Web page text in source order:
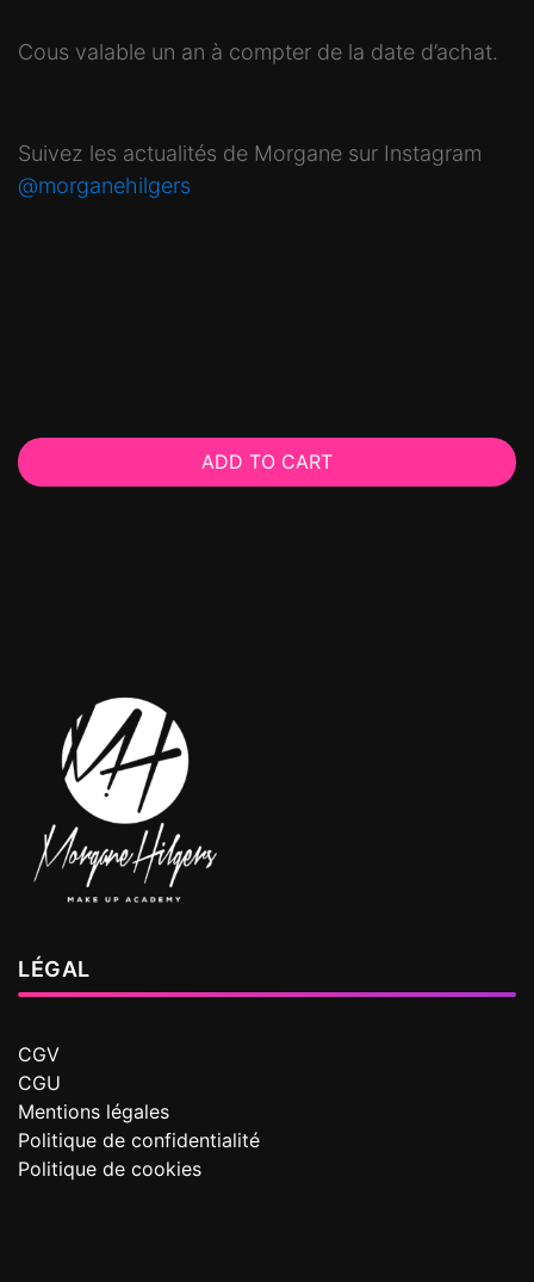
Cous valable un an à compter de la date d’achat.
Suivez les actualités de Morgane sur Instagram
@morganehilgers
ADD TO CART
LÉGAL
CGV
CGU
Mentions légales
Politique de confidentialité
Politique de cookies